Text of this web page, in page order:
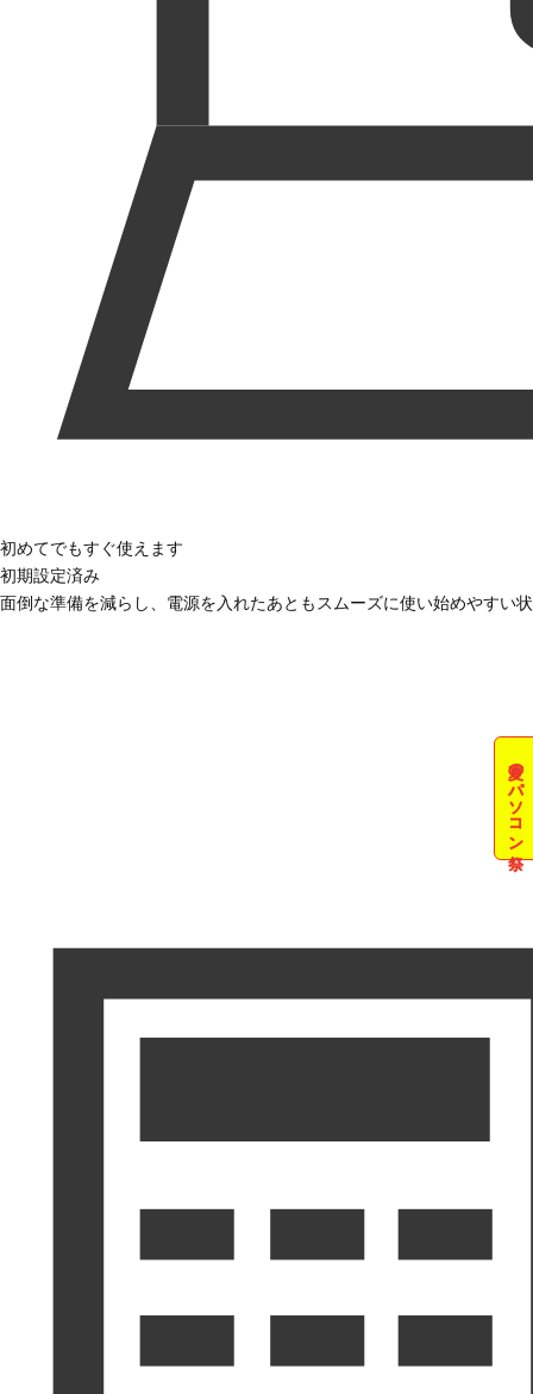
夏のパソコン祭
初めてでもすぐ使えます
初期設定済み
面倒な準備を減らし、電源を入れたあともスムーズに使い始めやすい